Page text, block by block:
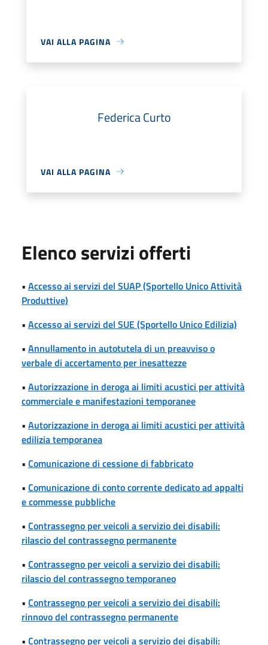
VAI ALLA PAGINA
Federica Curto
VAI ALLA PAGINA
Elenco servizi offerti
• Accesso ai servizi del SUAP (Sportello Unico Attività
Produttive)
• Accesso ai servizi del SUE (Sportello Unico Edilizia)
• Annullamento in autotutela di un preavviso o
verbale di accertamento per inesattezze
• Autorizzazione in deroga ai limiti acustici per attività
commerciale e manifestazioni temporanee
• Autorizzazione in deroga ai limiti acustici per attività
edilizia temporanea
• Comunicazione di cessione di fabbricato
• Comunicazione di conto corrente dedicato ad appalti
e commesse pubbliche
• Contrassegno per veicoli a servizio dei disabili:
rilascio del contrassegno permanente
• Contrassegno per veicoli a servizio dei disabili:
rilascio del contrassegno temporaneo
• Contrassegno per veicoli a servizio dei disabili:
rinnovo del contrassegno permanente
• Contrassegno per veicoli a servizio dei disabili: